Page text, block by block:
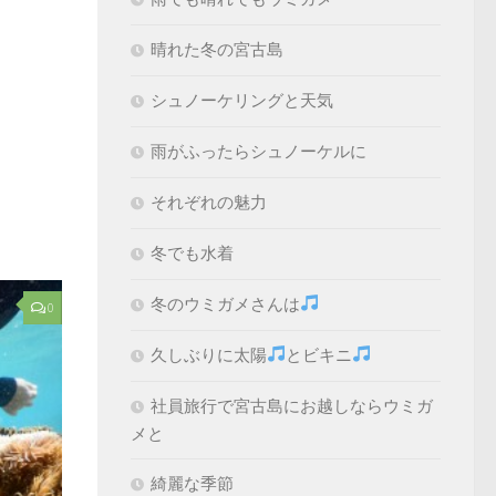
0
晴れた冬の宮古島
シュノーケリングと天気
雨がふったらシュノーケルに
それぞれの魅力
冬でも水着
冬のウミガメさんは
久しぶりに太陽 とビキニ
社員旅行で宮古島にお越しならウミガ
メと
綺麗な季節